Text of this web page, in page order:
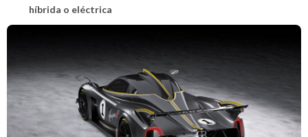
híbrida o eléctrica